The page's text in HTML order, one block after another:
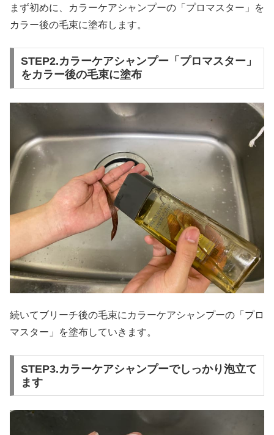
まず初めに、カラーケアシャンプーの「プロマスター」を
カラー後の毛束に塗布します。
STEP2.カラーケアシャンプー「プロマスター」
をカラー後の毛束に塗布
続いてブリーチ後の毛束にカラーケアシャンプーの「プロ
マスター」を塗布していきます。
STEP3.カラーケアシャンプーでしっかり泡立て
ます